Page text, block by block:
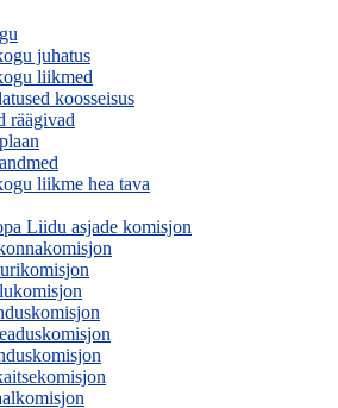
juhatus
liikmed
koosseisus
räägivad
liikme hea tava
Liidu asjade komisjon